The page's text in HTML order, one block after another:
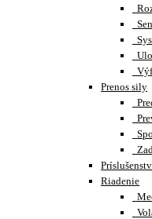
Prenos sily
Riadenie